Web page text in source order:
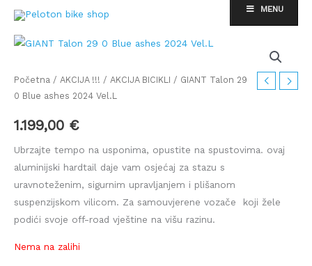
Skip
content
MENU
Početna / AKCIJA !!! / AKCIJA BICIKLI / GIANT Talon 29
0 Blue ashes 2024 Vel.L
1.199,00 €
Ubrzajte tempo na usponima, opustite na spustovima. ovaj
aluminijski hardtail daje vam osjećaj za stazu s
uravnoteženim, sigurnim upravljanjem i plišanom
suspenzijskom vilicom. Za samouvjerene vozače koji žele
podići svoje off-road vještine na višu razinu.
Nema na zalihi